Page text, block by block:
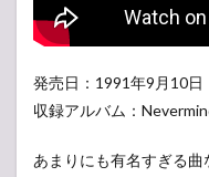
発売日：1991年9月10日
収録アルバム：
あまりにも有名すぎる